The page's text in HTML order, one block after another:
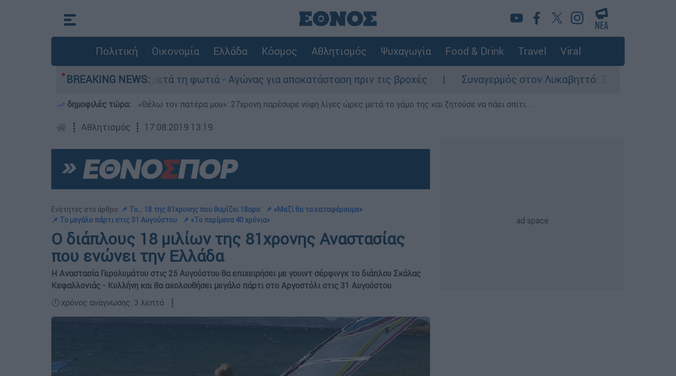
Πολιτική Οικονομία Ελλάδα Κόσμος Αθλητισμός Ψυχαγωγία Food & Drink Travel Viral
BREAKING NEWS:
Πόρτο Γερμανό μετά τη φωτιά - Αγώνας για αποκατάσταση πριν τις βροχές Συναγερμός στον Λυκαβηττό: Σορός σε προχωρημένη
δημοφιλές τώρα: «Θέλω τον πατέρα μου»: 27χρονη παρέσυρε νύφη λίγες ώρες μετά το γάμο της και ζητούσε να πάει σπίτι...
┋ Αθλητισμός ┋ 17.08.2019 13:19
Ενότητες στο άρθρο: 📌 Το... 18 της 81χρονης που θυμίζει 18αρα
📌 «Μαζί θα τα καταφέρουμε»
📌 Το μεγάλο πάρτι στις 31 Αυγούστου
📌 «Το περίμενα 40 χρόνια»
Ο διάπλους 18 μιλίων της 81χρονης Αναστασίας
που ενώνει την Ελλάδα
Η Αναστασία Γερολυμάτου στις 25 Αυγούστου θα επιχειρήσει με γουιντ σέρφινγκ το διάπλου Σκάλας
Κεφαλλονιάς - Κυλλήνη και θα ακολουθήσει μεγάλο πάρτι στο Αργοστόλι στις 31 Αυγούστου
🕛 χρόνος ανάγνωσης: 3 λεπτά ┋